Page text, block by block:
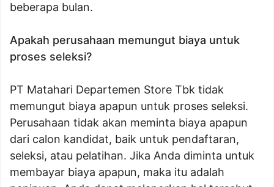
beberapa bulan.
Apakah perusahaan memungut biaya untuk
proses seleksi?
PT Matahari Departemen Store Tbk tidak
memungut biaya apapun untuk proses seleksi.
Perusahaan tidak akan meminta biaya apapun
dari calon kandidat, baik untuk pendaftaran,
seleksi, atau pelatihan. Jika Anda diminta untuk
membayar biaya apapun, maka itu adalah